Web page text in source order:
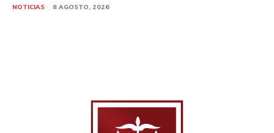
NOTICIAS 8 AGOSTO, 2026